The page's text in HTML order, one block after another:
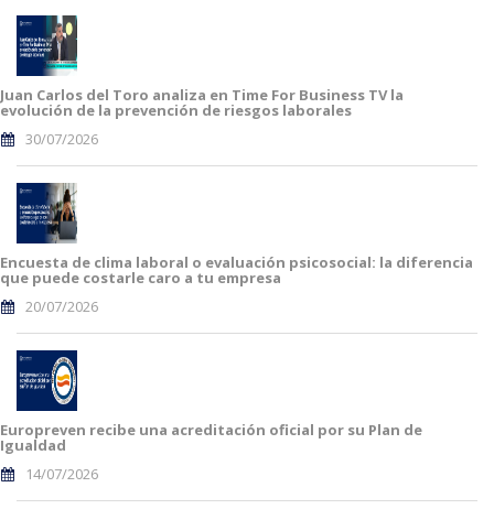
Juan Carlos del Toro analiza en Time For Business TV la
evolución de la prevención de riesgos laborales
30/07/2026
Encuesta de clima laboral o evaluación psicosocial: la diferencia
que puede costarle caro a tu empresa
20/07/2026
Europreven recibe una acreditación oficial por su Plan de
Igualdad
14/07/2026